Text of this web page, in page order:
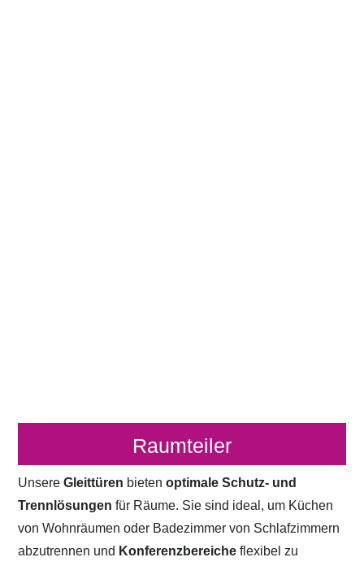
Raumteiler
UnsereGleittüren bietenoptimale Schutz- und
Trennlösungen für Räume. Sie sind ideal, um Küchen
von Wohnräumen oder Badezimmer von Schlafzimmern
abzutrennen und Konferenzbereicheflexibel zu